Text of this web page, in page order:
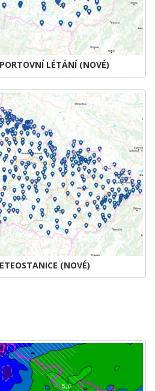
LÉTÁNÍ (NOVÉ)
(NOVÉ)